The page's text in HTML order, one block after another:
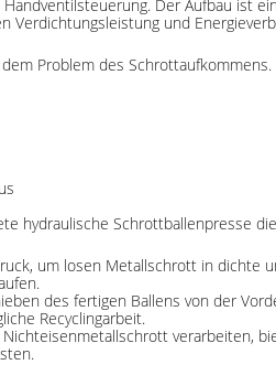
Der Aufbau ist
Verdichtungsleistung und
Problem des
hydraulische Schrottballenpresse
um losen Metallschrott in dichte
des fertigen Ballens von der
Recyclingarbeit.
verarbeiten,